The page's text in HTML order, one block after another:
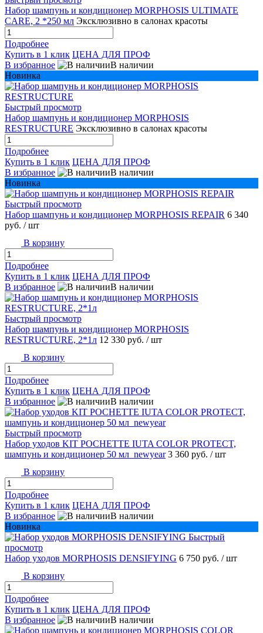
Набор шампунь и кондиционер MORPHOSIS ULTIMATE
CARE, 2 *250 мл Эксклюзивно в салонах красоты
Подробнее
Купить в 1 клик ЦЕНА ДЛЯ ПРОФ
В избранное
В наличии
Новинка
Быстрый просмотр
Набор шампунь и кондиционер MORPHOSIS
RESTRUCTURE Эксклюзивно в салонах красоты
Подробнее
Купить в 1 клик ЦЕНА ДЛЯ ПРОФ
В избранное
В наличии
Новинка
Быстрый просмотр
Набор шампунь и кондиционер MORPHOSIS REPAIR 6 340
руб. / шт
В корзину
Подробнее
Купить в 1 клик ЦЕНА ДЛЯ ПРОФ
В избранное
В наличии
Быстрый просмотр
Набор шампунь и кондиционер MORPHOSIS
RESTRUCTURE, 2*1л 12 330 руб. / шт
В корзину
Подробнее
Купить в 1 клик ЦЕНА ДЛЯ ПРОФ
В избранное
В наличии
Быстрый просмотр
Набор уходов KIT POCHETTE IUTA COLOR PROTECT,
шампунь и кондиционер 50 мл_newyear 3 360 руб. / шт
В корзину
Подробнее
Купить в 1 клик ЦЕНА ДЛЯ ПРОФ
В избранное
В наличии
Новинка
Быстрый
просмотр
Набор уходов MORPHOSIS DENSIFYING 6 750 руб. / шт
В корзину
Подробнее
Купить в 1 клик ЦЕНА ДЛЯ ПРОФ
В избранное
В наличии